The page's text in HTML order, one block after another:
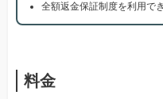
全額返金保証制度を利用で
料金